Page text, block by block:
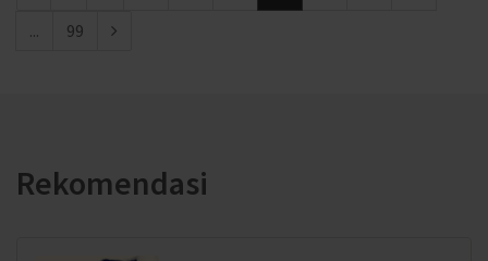
...
99
Rekomendasi